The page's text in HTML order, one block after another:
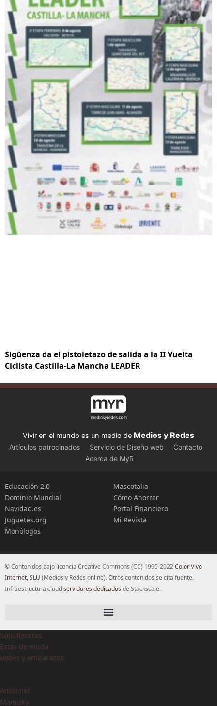
Sigüenza da el pistoletazo de salida a la II Vuelta
Ciclista Castilla-La Mancha LEADER
Vivir en el mundo es un medio de Medios y Redes
Artículos patrocinados Servicio de Diseño web
Contacto
Acerca de MyR
Educación 2.0
Dominio Mundial
Navidad.es
Juguetes.org
Monólogos
Mascotalia
Cómo Ahorrar
Portal Financiero
Mi Revista
© Contenidos bajo licencia Creative Commons (CC) 1995-2022Color Vivo
Internet, SLU (Medios y Redes online). Otros contenidos se cita fuente.
Infraestructura cloudservidores dedicados de Stackscale.
Solo Recetas
Estás de moda
Bebés y embarazos
Amor.net
Mamuky